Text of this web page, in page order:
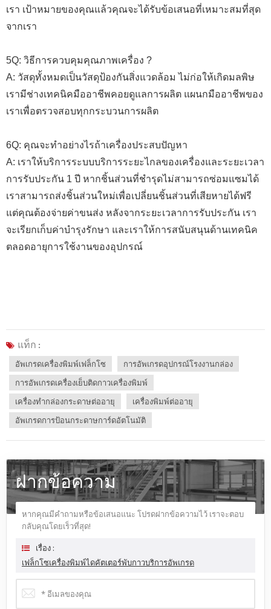
เรา เป้าหมายของคุณแล้วคุณจะได้รับข้อเสนอที่เหมาะสมที่สุด
จากเรา
5Q: วิธีการควบคุมคุณภาพเครื่อง ?
A: วัสดุทั้งหมดเป็นวัสดุป้องกันสิ่งแวดล้อม ไม่ก่อให้เกิดมลพิษ
เรามีช่างเทคนิคมืออาชีพคอยดูแลการผลิต แผนกมืออาชีพของ
เราเพื่อตรวจสอบทุกกระบวนการผลิต
6Q: คุณจะทำอย่างไรถ้าเครื่องประสบปัญหา
A: เราให้บริการระบบบริการระยะไกลของเครื่องและระยะเวลา
การรับประกัน 1 ปี หากชิ้นส่วนที่ชำรุดไม่สามารถซ่อมแซมได้
เราสามารถส่งชิ้นส่วนใหม่เพื่อเปลี่ยนชิ้นส่วนที่เสียหายได้ฟรี
แต่คุณต้องจ่ายค่าขนส่ง หลังจากระยะเวลาการรับประกัน เรา
จะเรียกเก็บค่าบำรุงรักษา และเราให้การสนับสนุนด้านเทคนิค
ตลอดอายุการใช้งานของอุปกรณ์
แท็ก :
อัพเกรดเครื่องพิมพ์เฟล็กโซ
การอัพเกรดอุปกรณ์โรงงานกล่อง
การอัพเกรดเครื่องเย็บติดกาวเครื่องพิมพ์
เครื่องทำกล่องกระดาษต่ออายุ
เครื่องพิมพ์ต่ออายุ
อัพเกรดการป้อนกระดาษการ์ดอัตโนมัติ
ฝากข้อความ
หากคุณมีคำถามหรือข้อเสนอแนะ โปรดฝากข้อความไว้ เราจะตอบ
กลับคุณโดยเร็วที่สุด!
เรื่อง :
เฟล็กโซเครื่องพิมพ์ไดคัตเตอร์พับกาวบริการอัพเกรด